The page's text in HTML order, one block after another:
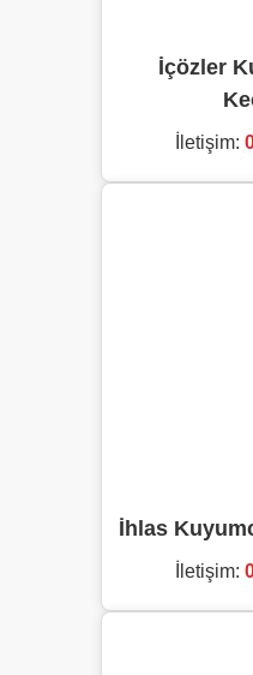
İçözler
İletişim:
İhlas
İletişim: